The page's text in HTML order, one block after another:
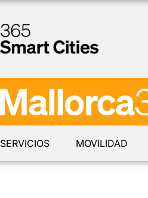
SERVICIOS MOVILIDAD